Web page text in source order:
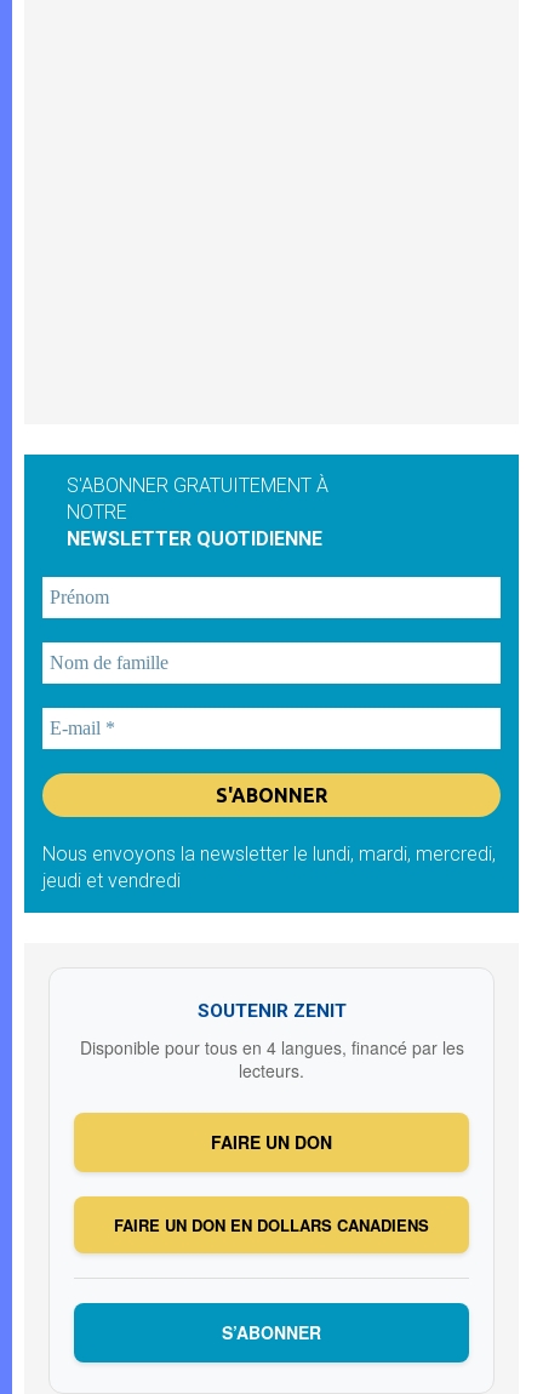
S'ABONNER GRATUITEMENT À
NOTRE
NEWSLETTER QUOTIDIENNE
Nous envoyons la newsletter le lundi, mardi, mercredi,
jeudi et vendredi
SOUTENIR ZENIT
Disponible pour tous en 4 langues, financé par les
lecteurs.
FAIRE UN DON
FAIRE UN DON EN DOLLARS CANADIENS
S’ABONNER